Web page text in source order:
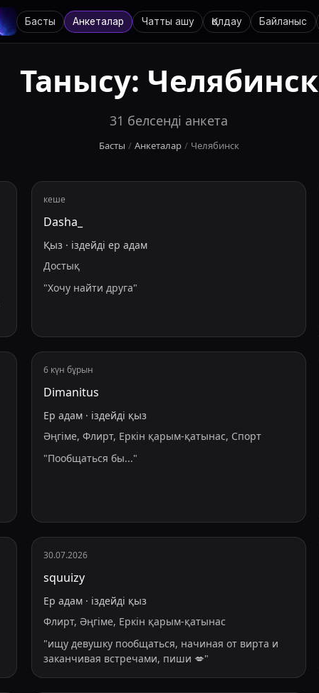
Басты Анкеталар Чатты ашу Қолдау Байланыс
Танысу: Челябинск
31 белсенді анкета
Басты / Анкеталар / Челябинск
кеше
Dasha_
Қыз· іздейді ер адам
Достық
"Хочу найти друга"
6 күн бұрын
Dimanitus
Ер адам· іздейді қыз
Әңгіме, Флирт, Еркін қарым-қатынас, Спорт
"Пообщаться бы..."
30.07.2026
squuizy
Ер адам· іздейді қыз
Флирт, Әңгіме, Еркін қарым-қатынас
"ищу девушку пообщаться, начиная от вирта и
заканчивая встречами, пиши 💋"